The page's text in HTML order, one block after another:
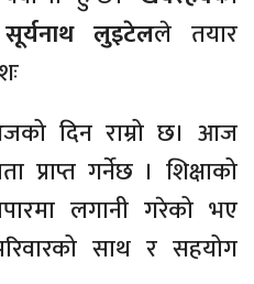
लुइटेलले तयार
दिन राम्रो छ। आज
गर्नेछ । शिक्षाको
लगानी गरेको भए
साथ र सहयोग